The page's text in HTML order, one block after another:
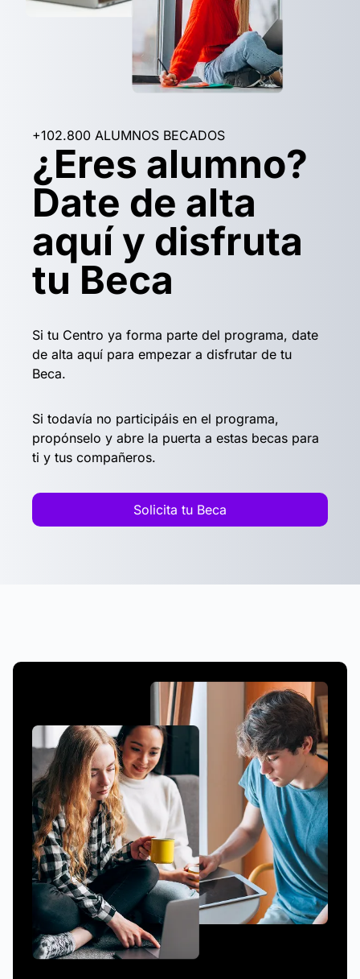
+102.800 ALUMNOS BECADOS
¿Eres alumno?
Date de alta
aquí y disfruta
tu Beca
Si tu Centro ya forma parte del programa, date
de alta aquí para empezar a disfrutar de tu
Beca.
Si todavía no participáis en el programa,
propónselo y abre la puerta a estas becas para
ti y tus compañeros.
Solicita tu Beca